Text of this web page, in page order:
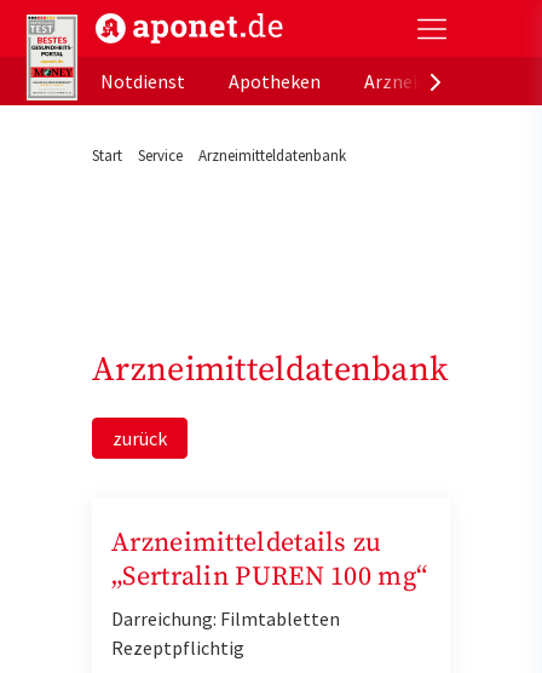
aponet.de - Das offizielle Gesundheitsportal der
Notdienst
Apotheken
Start Service Arzneimitteldatenbank
Arzneimitteldatenbank
zurück
Arzneimitteldetails zu
„Sertralin PUREN 100 mg“
Darreichung: Filmtabletten
Rezeptpflichtig